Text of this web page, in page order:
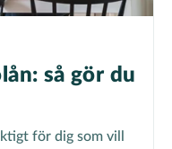
så gör du
för dig som vill